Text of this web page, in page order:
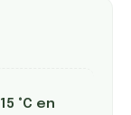
°C en